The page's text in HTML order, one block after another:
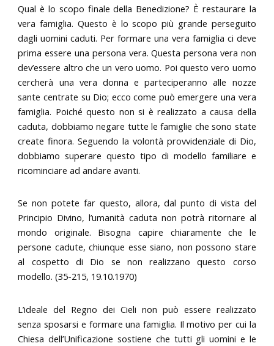
Qual è lo scopo finale della Benedizione? È restaurare la
vera famiglia. Questo è lo scopo più grande perseguito
dagli uomini caduti. Per formare una vera famiglia ci deve
prima essere una persona vera. Questa persona vera non
dev’essere altro che un vero uomo. Poi questo vero uomo
cercherà una vera donna e parteciperanno alle nozze
sante centrate su Dio; ecco come può emergere una vera
famiglia. Poiché questo non si è realizzato a causa della
caduta, dobbiamo negare tutte le famiglie che sono state
create finora. Seguendo la volontà provvidenziale di Dio,
dobbiamo superare questo tipo di modello familiare e
ricominciare ad andare avanti.
Se non potete far questo, allora, dal punto di vista del
Principio Divino, l’umanità caduta non potrà ritornare al
mondo originale. Bisogna capire chiaramente che le
persone cadute, chiunque esse siano, non possono stare
al cospetto di Dio se non realizzano questo corso
modello. (35-215, 19.10.1970)
L’ideale del Regno dei Cieli non può essere realizzato
senza sposarsi e formare una famiglia. Il motivo per cui la
Chiesa dell’Unificazione sostiene che tutti gli uomini e le